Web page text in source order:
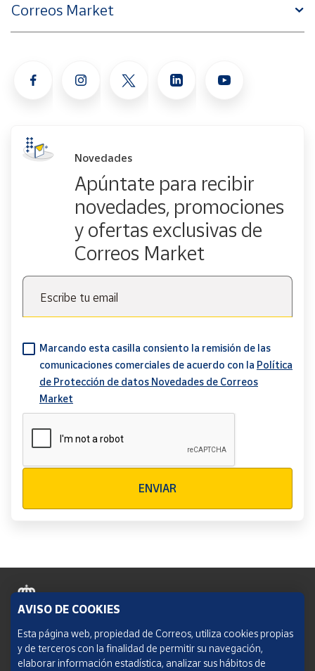
Correos Market
Novedades
Apúntate para recibir
novedades, promociones
y ofertas exclusivas de
Correos Market
Escribe tu email
Marcando esta casilla consiento la remisión de las
comunicaciones comerciales de acuerdo con la Política
de Protección de datos Novedades de Correos
Market
ENVIAR
Política de cookies
Aviso legal
AVISO DE COOKIES
Esta página web, propiedad de Correos, utiliza cookies propias
y de terceros con la finalidad de permitir su navegación,
elaborar información estadística, analizar sus hábitos de